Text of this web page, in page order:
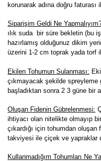
korunarak adına doğru
Siparişim Geldi Ne
ılık suda bir süre bekletin (bu
hazırlamış olduğunuz dikim
üzerini 1-2 cm toprak yada torf
Ekilen Tohumun Sulanması:
çıkmayacak şekilde
başladıktan sonra 2 3 güne bir
Oluşan Fidenin Gübrelenmesi:
ihtiyacı olan nitelikte olmayıp
çıkardığı için tohumdan
takviyesi ile çiçek ve yapraklar
Kullanmadığım Tohumları Ne